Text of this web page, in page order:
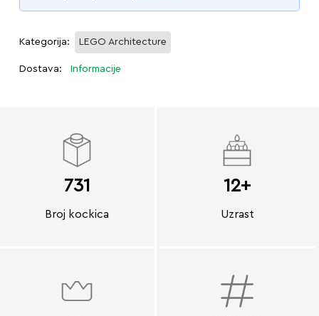
Kategorija: LEGO Architecture
Dostava: Informacije
731
Broj kockica
12+
Uzrast